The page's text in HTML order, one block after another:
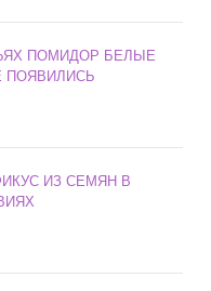
ПОМИДОР БЕЛЫЕ
ПОЯВИЛИСЬ
ИЗ СЕМЯН В